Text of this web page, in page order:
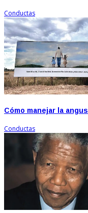
Conductas
Cómo manejar la
Conductas